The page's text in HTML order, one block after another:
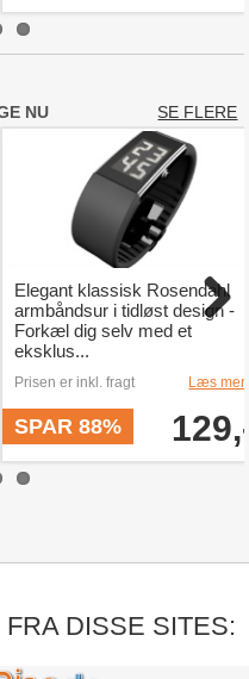
NU SE FLERE
Elegant klassisk Rosendahl
armbåndsur i tidløst design -
Forkæl dig selv med et
eksklus...
Prisen er inkl. fragt Læs
SPAR 88%
DISSE SITES: